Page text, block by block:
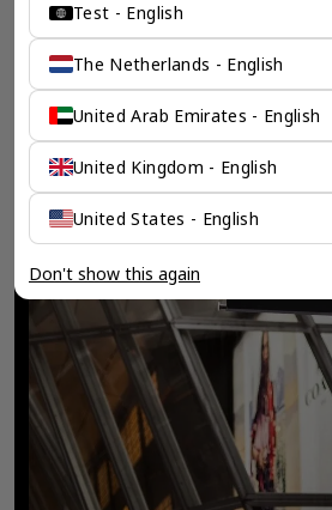
Test - English
The Netherlands - English
United Arab Emirates - English
United Kingdom - English
United States - English
Don't show this again